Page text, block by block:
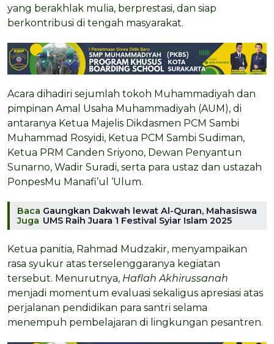
yang berakhlak mulia, berprestasi, dan siap
berkontribusi di tengah masyarakat.
Acara dihadiri sejumlah tokoh Muhammadiyah dan
pimpinan Amal Usaha Muhammadiyah (AUM), di
antaranya Ketua Majelis Dikdasmen PCM Sambi
Muhammad Rosyidi, Ketua PCM Sambi Sudiman,
Ketua PRM Canden Sriyono, Dewan Penyantun
Sunarno, Wadir Suradi, serta para ustaz dan ustazah
PonpesMu Manafi’ul ‘Ulum.
Baca
Juga
Gaungkan Dakwah lewat Al-Quran, Mahasiswa
UMS Raih Juara 1 Festival Syiar Islam 2025
Ketua panitia, Rahmad Mudzakir, menyampaikan
rasa syukur atas terselenggaranya kegiatan
tersebut. Menurutnya, Haflah Akhirussanah
menjadi momentum evaluasi sekaligus apresiasi atas
perjalanan pendidikan para santri selama
menempuh pembelajaran di lingkungan pesantren.